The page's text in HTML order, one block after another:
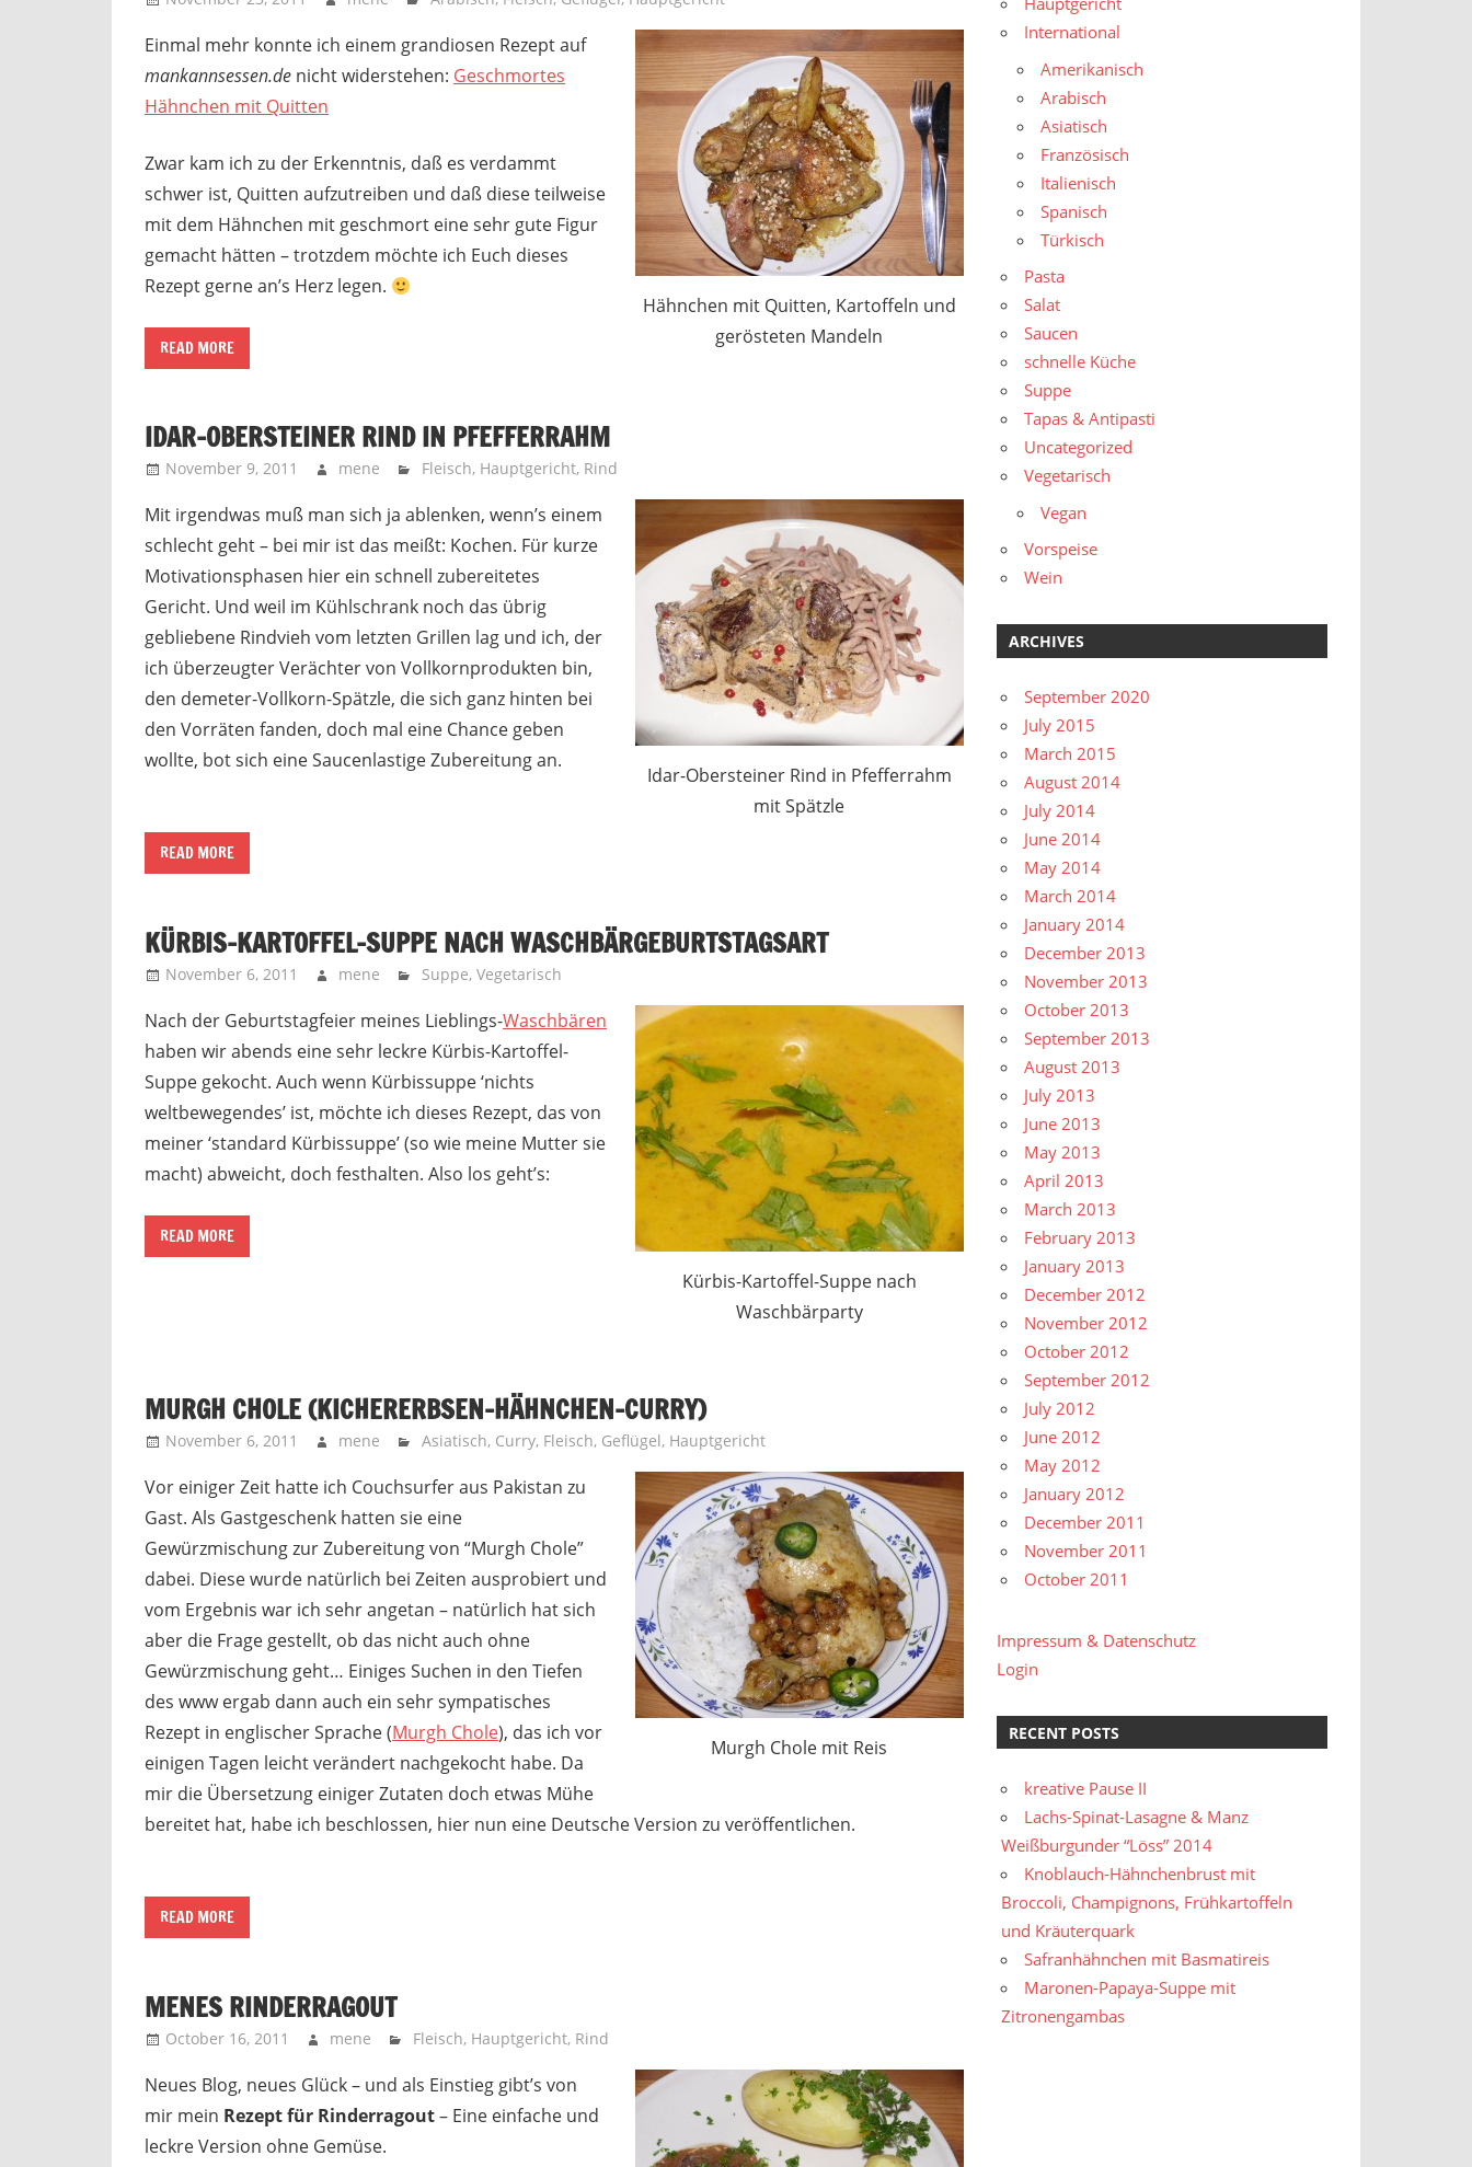
Hähnchen mit Quitten, Kartoffeln und
gerösteten Mandeln
Einmal mehr konnte ich einem grandiosen Rezept auf
mankannsessen.de nicht widerstehen: Geschmortes
Hähnchen mit Quitten
Zwar kam ich zu der Erkenntnis, daß es verdammt
schwer ist, Quitten aufzutreiben und daß diese teilweise
mit dem Hähnchen mit geschmort eine sehr gute Figur
gemacht hätten – trotzdem möchte ich Euch dieses
Rezept gerne an’s Herz legen.
READ MORE
IDAR-OBERSTEINER RIND IN PFEFFERRAHM
November 9, 2011 mene Fleisch, Hauptgericht, Rind
Idar-Obersteiner Rind in Pfefferrahm
mit Spätzle
Mit irgendwas muß man sich ja ablenken, wenn’s einem
schlecht geht – bei mir ist das meißt: Kochen. Für kurze
Motivationsphasen hier ein schnell zubereitetes
Gericht. Und weil im Kühlschrank noch das übrig
gebliebene Rindvieh vom letzten Grillen lag und ich, der
ich überzeugter Verächter von Vollkornprodukten bin,
den demeter-Vollkorn-Spätzle, die sich ganz hinten bei
den Vorräten fanden, doch mal eine Chance geben
wollte, bot sich eine Saucenlastige Zubereitung an.
READ MORE
KÜRBIS-KARTOFFEL-SUPPE NACH WASCHBÄRGEBURTSTAGSART
November 6, 2011 mene Suppe, Vegetarisch
Kürbis-Kartoffel-Suppe nach
Waschbärparty
Nach der Geburtstagfeier meines Lieblings-Waschbären
haben wir abends eine sehr leckre Kürbis-Kartoffel-
Suppe gekocht. Auch wenn Kürbissuppe ‘nichts
weltbewegendes’ ist, möchte ich dieses Rezept, das von
meiner ‘standard Kürbissuppe’ (so wie meine Mutter sie
macht) abweicht, doch festhalten. Also los geht’s:
READ MORE
MURGH CHOLE (KICHERERBSEN-HÄHNCHEN-CURRY)
November 6, 2011 mene Asiatisch, Curry, Fleisch, Geflügel, Hauptgericht
Murgh Chole mit Reis
Vor einiger Zeit hatte ich Couchsurfer aus Pakistan zu
Gast. Als Gastgeschenk hatten sie eine
Gewürzmischung zur Zubereitung von “Murgh Chole”
dabei. Diese wurde natürlich bei Zeiten ausprobiert und
vom Ergebnis war ich sehr angetan – natürlich hat sich
aber die Frage gestellt, ob das nicht auch ohne
Gewürzmischung geht… Einiges Suchen in den Tiefen
des www ergab dann auch ein sehr sympatisches
Rezept in englischer Sprache (Murgh Chole), das ich vor
einigen Tagen leicht verändert nachgekocht habe. Da
mir die Übersetzung einiger Zutaten doch etwas Mühe
bereitet hat, habe ich beschlossen, hier nun eine Deutsche Version zu veröffentlichen.
READ MORE
MENES RINDERRAGOUT
October 16, 2011 mene Fleisch, Hauptgericht, Rind
Neues Blog, neues Glück – und als Einstieg gibt’s von
mir mein Rezept für Rinderragout– Eine einfache und
leckre Version ohne Gemüse.
International
Amerikanisch
Arabisch
Asiatisch
Französisch
Italienisch
Spanisch
Türkisch
Pasta
Salat
Saucen
schnelle Küche
Suppe
Tapas & Antipasti
Uncategorized
Vegetarisch
Vegan
Vorspeise
Wein
ARCHIVES
September 2020
July 2015
March 2015
August 2014
July 2014
June 2014
May 2014
March 2014
January 2014
December 2013
November 2013
October 2013
September 2013
August 2013
July 2013
June 2013
May 2013
April 2013
March 2013
February 2013
January 2013
December 2012
November 2012
October 2012
September 2012
July 2012
June 2012
May 2012
January 2012
December 2011
November 2011
October 2011
Impressum & Datenschutz
Login
RECENT POSTS
kreative Pause II
Lachs-Spinat-Lasagne & Manz
Weißburgunder “Löss” 2014
Knoblauch-Hähnchenbrust mit
Broccoli, Champignons, Frühkartoffeln
und Kräuterquark
Safranhähnchen mit Basmatireis
Maronen-Papaya-Suppe mit
Zitronengambas